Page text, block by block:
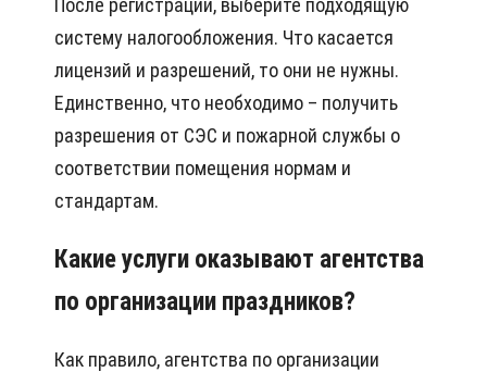
После регистрации, выберите подходящую
систему налогообложения. Что касается
лицензий и разрешений, то они не нужны.
Единственно, что необходимо – получить
разрешения от СЭС и пожарной службы о
соответствии помещения нормам и
стандартам.
Какие услуги оказывают агентства
по организации праздников?
Как правило, агентства по организации